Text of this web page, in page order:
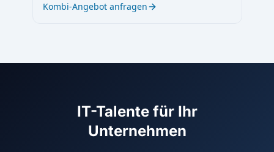
Kombi-Angebot anfragen
IT-Talente für Ihr
Unternehmen